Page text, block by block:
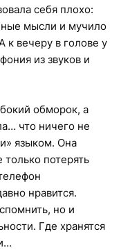
себя плохо:
мысли и мучило
к вечеру в голове у
из звуков и
обморок, а
что ничего не
языком. Она
потерять
нравится.
но и
Где хранятся